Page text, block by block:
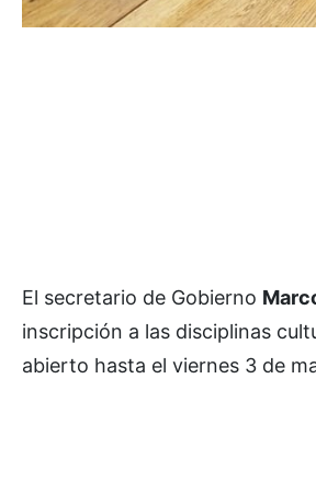
El secretario de Gobierno
inscripción a las disciplinas
abierto hasta el viernes 3 de